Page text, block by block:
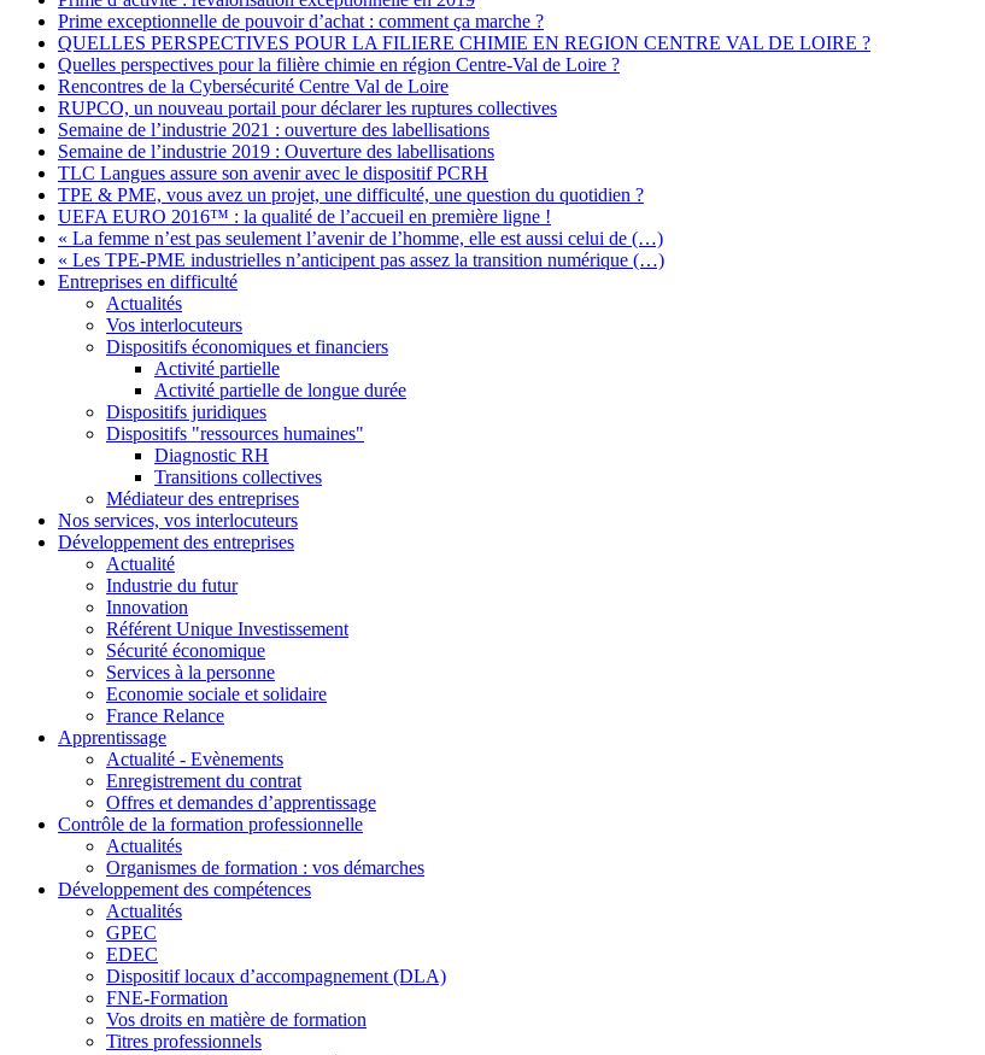
Prime exceptionnelle de pouvoir d’achat : comment ça marche ?
QUELLES PERSPECTIVES POUR LA FILIERE CHIMIE EN REGION CENTRE VAL DE LOIRE ?
Quelles perspectives pour la filière chimie en région Centre-Val de Loire ?
Rencontres de la Cybersécurité Centre Val de Loire
RUPCO, un nouveau portail pour déclarer les ruptures collectives
Semaine de l’industrie 2021 : ouverture des labellisations
Semaine de l’industrie 2019 : Ouverture des labellisations
TLC Langues assure son avenir avec le dispositif PCRH
TPE & PME, vous avez un projet, une difficulté, une question du quotidien ?
UEFA EURO 2016™ : la qualité de l’accueil en première ligne !
« La femme n’est pas seulement l’avenir de l’homme, elle est aussi celui de (…)
« Les TPE-PME industrielles n’anticipent pas assez la transition numérique (…)
Entreprises en difficulté
Actualités
Vos interlocuteurs
Dispositifs économiques et financiers
Activité partielle
Activité partielle de longue durée
Dispositifs juridiques
Dispositifs "ressources humaines"
Diagnostic RH
Transitions collectives
Médiateur des entreprises
Nos services, vos interlocuteurs
Développement des entreprises
Actualité
Industrie du futur
Innovation
Référent Unique Investissement
Sécurité économique
Services à la personne
Economie sociale et solidaire
France Relance
Apprentissage
Actualité - Evènements
Enregistrement du contrat
Offres et demandes d’apprentissage
Contrôle de la formation professionnelle
Actualités
Organismes de formation : vos démarches
Développement des compétences
Actualités
GPEC
EDEC
Dispositif locaux d’accompagnement (DLA)
FNE-Formation
Vos droits en matière de formation
Titres professionnels